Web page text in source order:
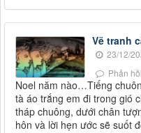
Vẽ tranh
23/12/
Phản
Noel năm nào…Tiếng
tà áo trắng em đi trong gió
tháp chuông, dưới chân
hôn và lời hẹn ước sẽ suốt